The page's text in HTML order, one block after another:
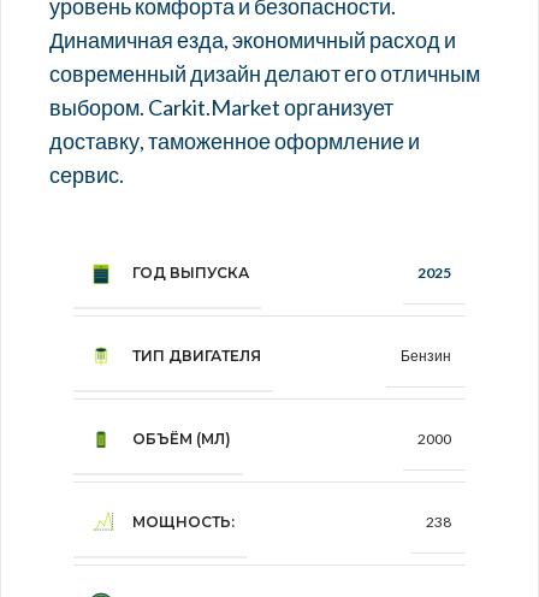
уровень комфорта и безопасности.
Динамичная езда, экономичный расход и
современный дизайн делают его отличным
выбором. Carkit.Market организует
доставку, таможенное оформление и
сервис.
ГОД ВЫПУСКА 2025
ТИП ДВИГАТЕЛЯ Бензин
ОБЪЁМ (МЛ) 2000
МОЩНОСТЬ: 238